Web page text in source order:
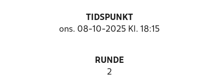
TIDSPUNKT
ons. 08-10-2025 Kl. 18:15
RUNDE
2